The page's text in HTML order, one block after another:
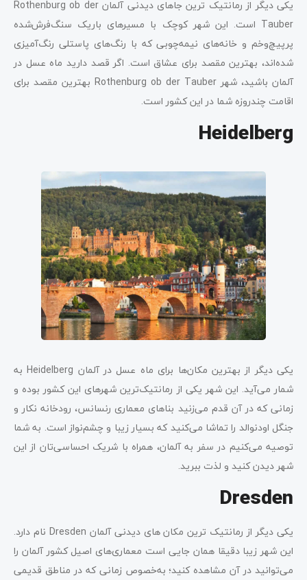
یکی دیگر از رمانتیک ترین جاهای دیدنی آلمان Rothenburg ob der
Tauber است. این شهر کوچک با مسیرهای باریک سنگ‌فرش‌شده‌
پرپیچ‌وخم و خانه‌های نیمه‌چوبی که با رنگ‌های پاستلی رنگ‌آمیزی
شده‌اند، بهترین مقصد برای عشاق است. اگر قصد دارید ماه عسل در
آلمان باشید، شهر Rothenburg ob der Tauber بهترین مقصد برای
اقامت چندروزه شما در این کشور است.
Heidelberg
یکی دیگر از بهترین مکان‌ها برای ماه عسل در آلمان Heidelberg به
شمار می‌آید. این شهر یکی از رمانتیک‌ترین شهرهای این کشور بوده و
زمانی که در آن قدم می‌زنید بناهای معماری رنسانس، رودخانه نکار و
جنگل اودنوالد را تماشا می‌کنید که بسیار زیبا و چشم‌نواز است. به شما
توصیه می‌کنیم در سفر به آلمان، همراه با شریک احساسی‌تان از این
شهر دیدن کنید و لذت ببرید.
Dresden
یکی دیگر از رمانتیک ترین مکان ‌های دیدنی آلمان Dresden نام دارد.
این شهر زیبا دقیقا همان جایی است معماری‌های اصیل کشور آلمان را
می‌توانید در آن مشاهده کنید؛ به‌خصوص زمانی که در مناطق قدیمی